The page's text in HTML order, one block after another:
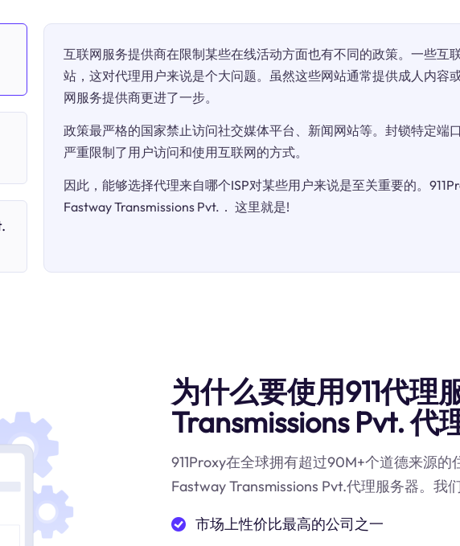
互联网服务提供商在限制某些在线活动方面也有不同的政策。一些互
站，这对代理用户来说是个大问题。虽然这些网站通常提供成人内容
网服务提供商更进了一步。
政策最严格的国家禁止访问社交媒体平台、新闻网站等。封锁特定端
严重限制了用户访问和使用互联网的方式。
因此，能够选择代理来自哪个ISP对某些用户来说是至关重要的。
Fastway Transmissions Pvt.． 这里就是!
为什么要使用911代理
Transmissions Pvt. 代
911Proxy在全球拥有超过90M+个道德来源
Fastway Transmissions Pvt.代理服务器。我
市场上性价比最高的公司之一